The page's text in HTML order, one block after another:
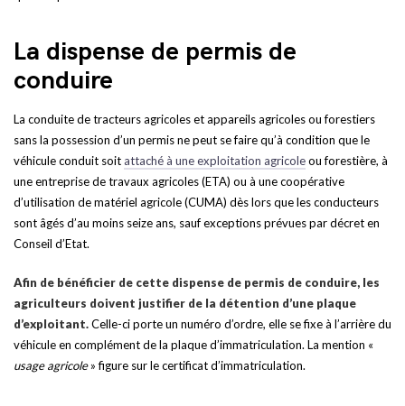
La dispense de permis de
conduire
La conduite de tracteurs agricoles et appareils agricoles ou forestiers
sans la possession d’un permis ne peut se faire qu’à condition que le
véhicule conduit soitattaché à une exploitation agricoleou forestière, à
une entreprise de travaux agricoles (ETA) ou à une coopérative
d’utilisation de matériel agricole (CUMA) dès lors que les conducteurs
sont âgés d’au moins seize ans, sauf exceptions prévues par décret en
Conseil d’Etat.
Afin de bénéficier de cette dispense de permis de conduire, les
agriculteurs doivent justifier de la détention d’une plaque
d’exploitant.Celle-ci porte un numéro d’ordre, elle se fixe à l’arrière du
véhicule en complément de la plaque d’immatriculation. La mention «
usage agricole» figure sur le certificat d’immatriculation.